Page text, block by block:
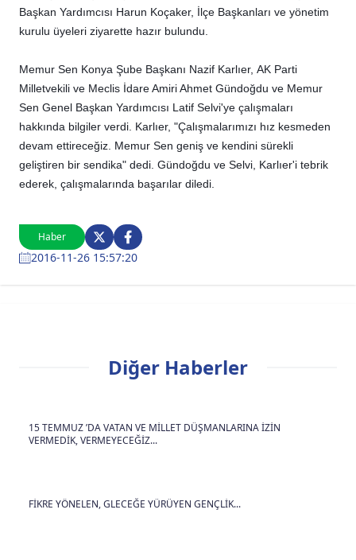
Haber
2016-11-26 15:57:20
Başkan Yardımcısı Harun Koçaker, İlçe Başkanları ve yönetim
kurulu üyeleri ziyarette hazır bulundu.
Memur Sen Konya Şube Başkanı Nazif Karlıer, AK Parti
Milletvekili ve Meclis İdare Amiri Ahmet Gündoğdu ve Memur
Sen Genel Başkan Yardımcısı Latif Selvi'ye çalışmaları
hakkında bilgiler verdi. Karlıer, "Çalışmalarımızı hız kesmeden
devam ettireceğiz. Memur Sen geniş ve kendini sürekli
geliştiren bir sendika" dedi. Gündoğdu ve Selvi, Karlıer'i tebrik
ederek, çalışmalarında başarılar diledi.
Diğer Haberler
15 TEMMUZ ’DA VATAN VE MİLLET DÜŞMANLARINA İZİN
VERMEDİK, VERMEYECEĞİZ...
FİKRE YÖNELEN, GLECEĞE YÜRÜYEN GENÇLİK...